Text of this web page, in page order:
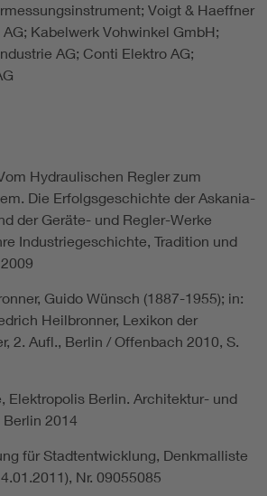
Voigt & Haeffner
Kabelwerk Vohwinkel GmbH;
AG; Conti Elektro AG;
Hydraulischen Regler zum
Die Erfolgsgeschichte der Askania-
der Geräte- und Regler-Werke
Industriegeschichte, Tradition und
Guido Wünsch (1887-1955); in:
Heilbronner, Lexikon der
2. Aufl., Berlin / Offenbach 2010, S.
Elektropolis Berlin. Architektur- und
Berlin 2014
für Stadtentwicklung, Denkmalliste
Nr. 09055085